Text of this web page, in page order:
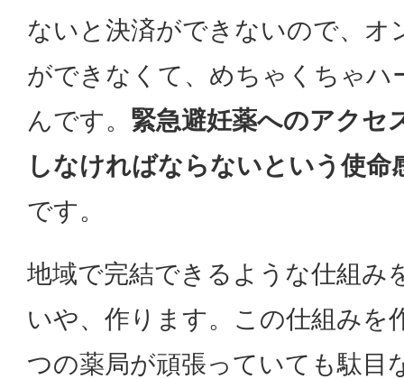
ないと決済ができないので、オ
ができなくて、めちゃくちゃハ
んです。 緊急避妊薬へのアクセ
しなければならないという使命
です。
地域で完結できるような仕組み
いや、作ります。この仕組みを
つの薬局が頑張っていても駄目